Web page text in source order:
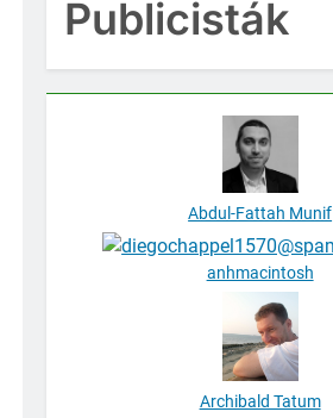
Publicisták
Abdul-Fattah Munif
anhmacintosh
Archibald Tatum